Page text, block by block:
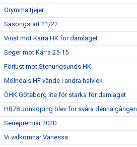
Grymma tjejer
Säsongstart 21/22
Vinst mot Kärra HK för damlaget
Seger mot Kärra 25-15
Förlust mot Stenungsunds HK
Mölndals HF vände i andra halvlek
ÖHK Göteborg lite för starka för damlaget
HB78 Jönköping blev för svåra denna gången
Seriepremiär 2020
Vi välkomnar Vanessa